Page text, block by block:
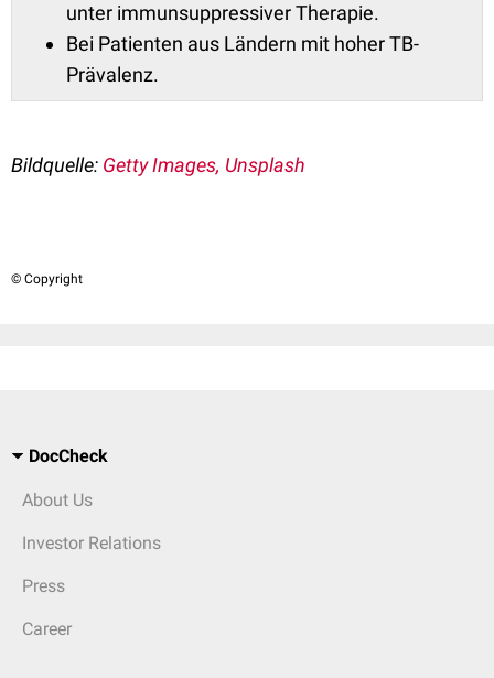
unter immunsuppressiver Therapie.
Bei Patienten aus Ländern mit hoher TB-
Prävalenz.
Bildquelle: Getty Images, Unsplash
© Copyright
DocCheck
About Us
Investor Relations
Press
Career